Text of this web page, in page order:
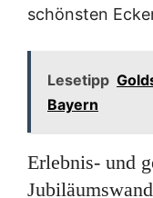
schönsten
Lesetipp
Bayern
Erlebnis- und